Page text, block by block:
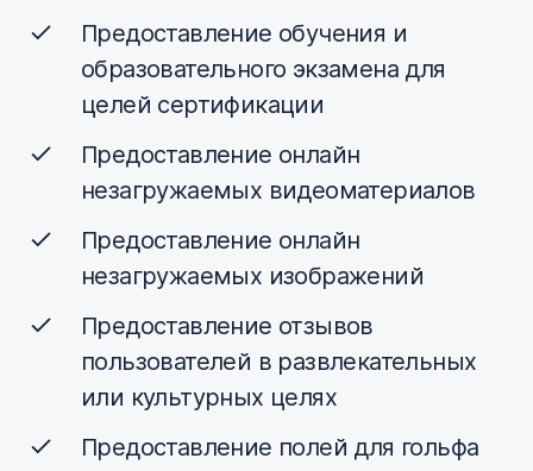
Предоставление обучения и
образовательного экзамена для
целей сертификации
Предоставление онлайн
незагружаемых видеоматериалов
Предоставление онлайн
незагружаемых изображений
Предоставление отзывов
пользователей в развлекательных
или культурных целях
Предоставление полей для гольфа